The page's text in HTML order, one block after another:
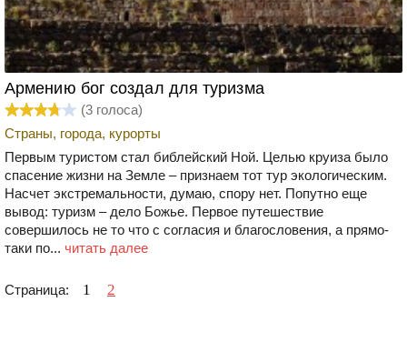
Армению бог создал для туризма
(3 голоса)
Страны, города, курорты
Первым туристом стал библейский Ной. Целью круиза было
спасение жизни на Земле – признаем тот тур экологическим.
Насчет экстремальности, думаю, спору нет. Попутно еще
вывод: туризм – дело Божье. Первое путешествие
совершилось не то что с согласия и благословения, а прямо-
таки по... читать далее
Страница: 1 2